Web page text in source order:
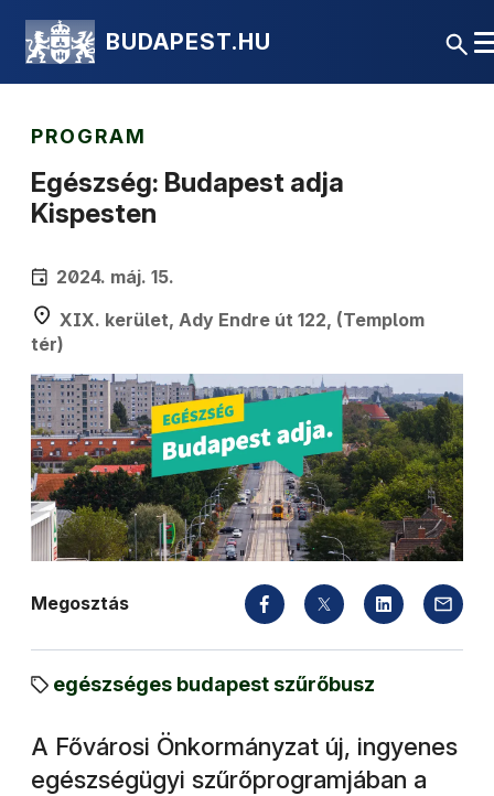
BUDAPEST.HU
PROGRAM
Egészség: Budapest adja
Kispesten
2024. máj. 15.
XIX. kerület, Ady Endre út 122, (Templom
tér)
egészséges budapest szűrőbusz
Megosztás
A Fővárosi Önkormányzat új, ingyenes
egészségügyi szűrőprogramjában a